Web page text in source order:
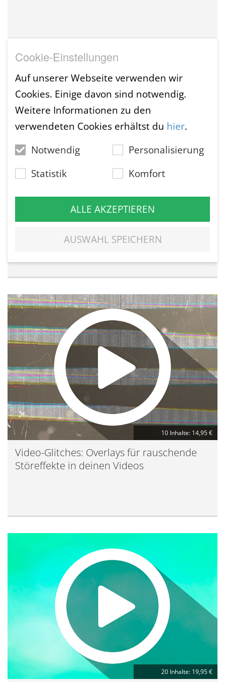
Glitzer & Glitter: flirrende Video-Overlays
für deine Clips und Filme
10 Inhalte: 14,95 €
Video-Glitches: Overlays für rauschende
Störeffekte in deinen Videos
20 Inhalte: 19,95 €
Cookie-Einstellungen
Auf unserer Webseite verwenden wir
Cookies. Einige davon sind notwendig.
Weitere Informationen zu den
verwendeten Cookies erhältst du hier.
Notwendig
Personalisierung
Statistik
Komfort
ALLE AKZEPTIEREN
AUSWAHL SPEICHERN